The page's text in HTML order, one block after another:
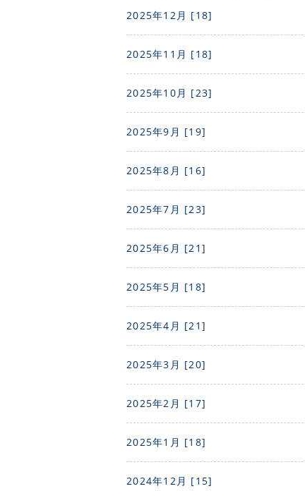
2025年12月 [18]
2025年11月 [18]
2025年10月 [23]
2025年9月 [19]
2025年8月 [16]
2025年7月 [23]
2025年6月 [21]
2025年5月 [18]
2025年4月 [21]
2025年3月 [20]
2025年2月 [17]
2025年1月 [18]
2024年12月 [15]